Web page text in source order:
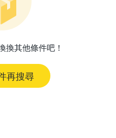
換其他條件吧！
再搜尋